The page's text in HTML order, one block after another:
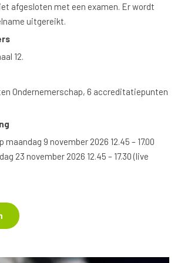
afgesloten met een examen. Er wordt
uitgereikt.
12.
Ondernemerschap, 6 accreditatiepunten
maandag 9 november 2026 12.45 – 17.00
23 november 2026 12.45 – 17.30 (live